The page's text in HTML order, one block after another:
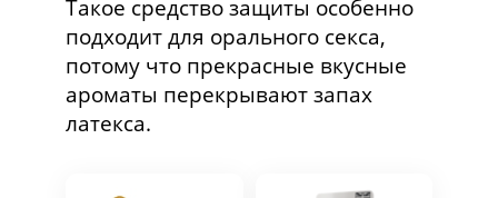
Такое средство защиты особенно
подходит для орального секса,
потому что прекрасные вкусные
ароматы перекрывают запах
латекса.